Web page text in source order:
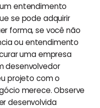
entendimento
se pode adquirir
forma, se você não
ou entendimento
uma empresa
desenvolvedor
projeto com o
merece. Observe
desenvolvida